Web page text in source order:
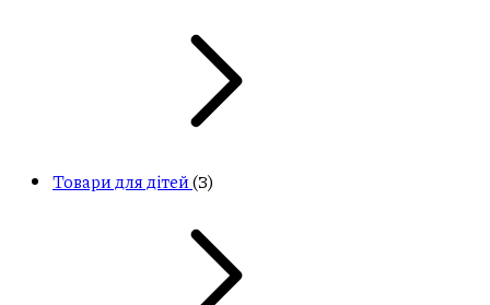
Товари для дітей(3)